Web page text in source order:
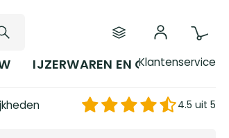
IJZERWAREN EN GEREEDSCHAP
Klantenservice
4.5 uit 5